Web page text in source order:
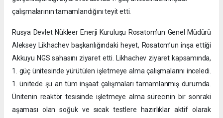
çalışmalarının tamamlandığını teyit etti.
Rusya Devlet Nükleer Enerji Kuruluşu Rosatom’un Genel Müdürü
Aleksey Likhachev başkanlığındaki heyet, Rosatom’un inşa ettiği
Akkuyu NGS sahasını ziyaret etti. Likhachev ziyaret kapsamında,
1. güç ünitesinde yürütülen işletmeye alma çalışmalarını inceledi.
1. ünitede şu an tüm inşaat çalışmaları tamamlanmış durumda.
Ünitenin reaktör tesisinde işletmeye alma sürecinin bir sonraki
aşaması olan soğuk ve sıcak testlere hazırlıklar aktif olarak